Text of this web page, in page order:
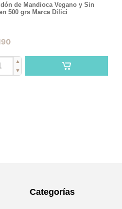
de Mandioca Vegano y Sin
500 grs Marca Dilici
▲
▼
Categorías